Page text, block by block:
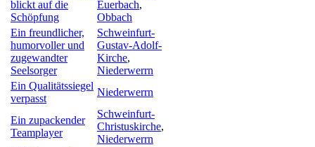
blickt auf die
Schöpfung
Euerbach,
Obbach
Ein freundlicher,
humorvoller und
zugewandter
Seelsorger
Schweinfurt-
Gustav-Adolf-
Kirche,
Niederwerrn
Ein Qualitätssiegel
verpasst
Niederwerrn
Ein zupackender
Teamplayer
Schweinfurt-
Christuskirche,
Niederwerrn